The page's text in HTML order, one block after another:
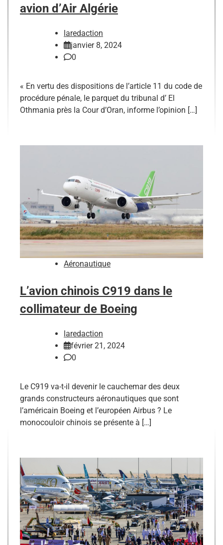
avion d’Air Algérie
laredaction
janvier 8, 2024
0
« En vertu des dispositions de l’article 11 du code de
procédure pénale, le parquet du tribunal d’ El
Othmania près la Cour d’Oran, informe l’opinion […]
Aéronautique
L’avion chinois C919 dans le
collimateur de Boeing
laredaction
février 21, 2024
0
Le C919 va-t-il devenir le cauchemar des deux
grands constructeurs aéronautiques que sont
l’américain Boeing et l’européen Airbus ? Le
monocouloir chinois se présente à […]